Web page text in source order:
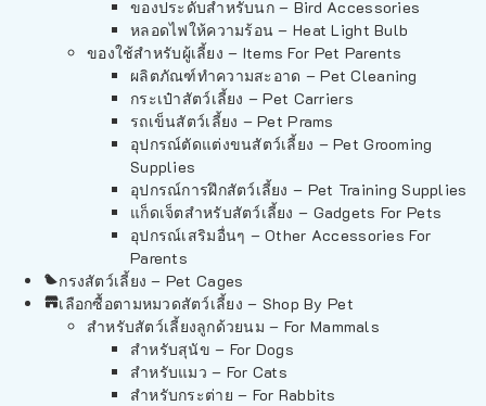
ของประดับสำหรับนก – Bird Accessories
หลอดไฟให้ความร้อน – Heat Light Bulb
ของใช้สำหรับผู้เลี้ยง – Items For Pet Parents
ผลิตภัณฑ์ทำความสะอาด – Pet Cleaning
กระเป๋าสัตว์เลี้ยง – Pet Carriers
รถเข็นสัตว์เลี้ยง – Pet Prams
อุปกรณ์ตัดแต่งขนสัตว์เลี้ยง – Pet Grooming
Supplies
อุปกรณ์การฝึกสัตว์เลี้ยง – Pet Training Supplies
แก็ดเจ็ตสำหรับสัตว์เลี้ยง – Gadgets For Pets
อุปกรณ์เสริมอื่นๆ – Other Accessories For
Parents
กรงสัตว์เลี้ยง – Pet Cages
เลือกซื้อตามหมวดสัตว์เลี้ยง – Shop By Pet
สำหรับสัตว์เลี้ยงลูกด้วยนม – For Mammals
สำหรับสุนัข – For Dogs
สำหรับแมว – For Cats
สำหรับกระต่าย – For Rabbits